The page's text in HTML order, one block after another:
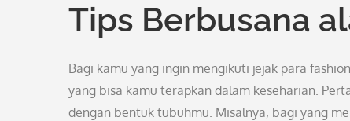
Tips Berbusana
Bagi kamu yang ingin mengikuti jejak para
yang bisa kamu terapkan dalam keseharian.
dengan bentuk tubuhmu. Misalnya, bagi yang